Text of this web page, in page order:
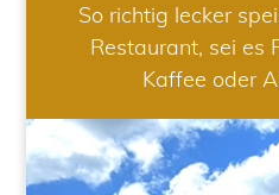
So richtig lecker
Restaurant, sei es
Kaffee oder